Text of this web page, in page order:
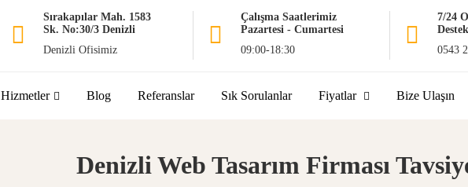
Sırakapılar Mah. 1583
Sk. No:30/3 Denizli
Denizli Ofisimiz
Çalışma Saatlerimiz
Pazartesi - Cumartesi
09:00-18:30
7/24
0543
Hizmetler Blog Referanslar Sık Sorulanlar Fiyatlar Bize Ulaşın
Denizli Web Tasarım Firması